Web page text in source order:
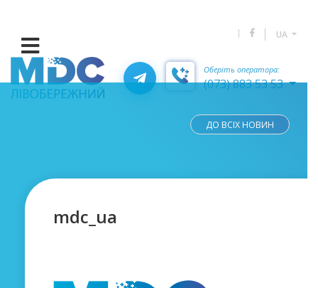
UA
Оберіть оператора:
(073) 883 53 53
ДО ВСІХ НОВИН
mdc_ua